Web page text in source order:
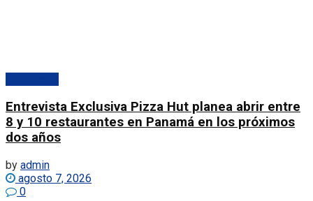
Entrevista Exclusiva Pizza Hut planea abrir entre
8 y 10 restaurantes en Panamá en los próximos
dos años
by admin
agosto 7, 2026
0